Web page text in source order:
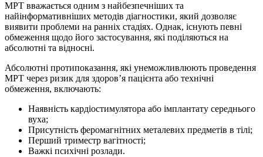
МРТ вважається одним з найбезпечніших та
найінформативніших методів діагностики, який дозволяє
виявити проблеми на ранніх стадіях. Однак, існують певні
обмеження щодо його застосування, які поділяються на
абсолютні та відносні.
Абсолютні протипоказання, які унеможливлюють проведення
МРТ через ризик для здоров’я пацієнта або технічні
обмеження, включають:
Наявність кардіостимулятора або імплантату середнього
вуха;
Присутність феромагнітних металевих предметів в тілі;
Перший триместр вагітності;
Важкі психічні розлади.